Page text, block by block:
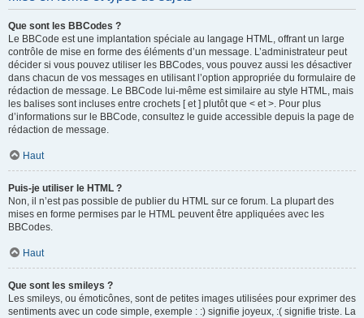
Que sont les BBCodes ?
Le BBCode est une implantation spéciale au langage HTML, offrant un large
contrôle de mise en forme des éléments d’un message. L’administrateur peut
décider si vous pouvez utiliser les BBCodes, vous pouvez aussi les désactiver
dans chacun de vos messages en utilisant l’option appropriée du formulaire de
rédaction de message. Le BBCode lui-même est similaire au style HTML, mais
les balises sont incluses entre crochets [ et ] plutôt que < et >. Pour plus
d’informations sur le BBCode, consultez le guide accessible depuis la page de
rédaction de message.
Haut
Puis-je utiliser le HTML ?
Non, il n’est pas possible de publier du HTML sur ce forum. La plupart des
mises en forme permises par le HTML peuvent être appliquées avec les
BBCodes.
Haut
Que sont les smileys ?
Les smileys, ou émoticônes, sont de petites images utilisées pour exprimer des
sentiments avec un code simple, exemple : :) signifie joyeux, :( signifie triste. La